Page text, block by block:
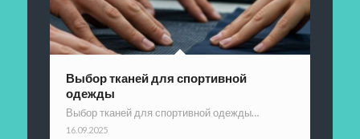
Выбор тканей для спортивной
одежды
Выбор тканей для спортивной одежды…
16.09.2025